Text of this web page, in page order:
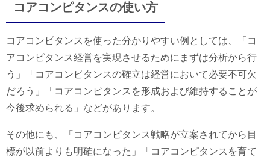
コアコンピタンスの使い方
コアコンピタンスを使った分かりやすい例としては、「コ
アコンピタンス経営を実現させるためにまずは分析から行
う」「コアコンピタンスの確立は経営において必要不可欠
だろう」「コアコンピタンスを形成および維持することが
今後求められる」などがあります。
その他にも、「コアコンピタンス戦略が立案されてから目
標が以前よりも明確になった」「コアコンピタンスを育て